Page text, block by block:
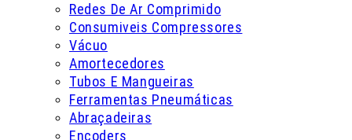
Redes De Ar Comprimido
Consumiveis Compressores
Vácuo
Amortecedores
Tubos E Mangueiras
Ferramentas Pneumáticas
Abraçadeiras
Encoders